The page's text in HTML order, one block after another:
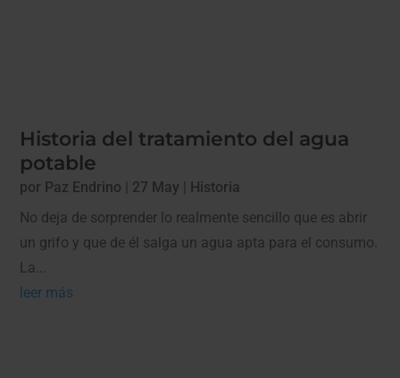
Historia del tratamiento del agua
potable
por Paz Endrino 27 May
Historia
No deja de sorprender lo realmente sencillo que es abrir
un grifo y que de él salga un agua apta para el consumo.
La...
leer más